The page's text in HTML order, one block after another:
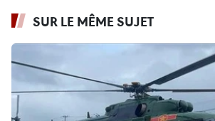
SUR LE MÊME SUJET